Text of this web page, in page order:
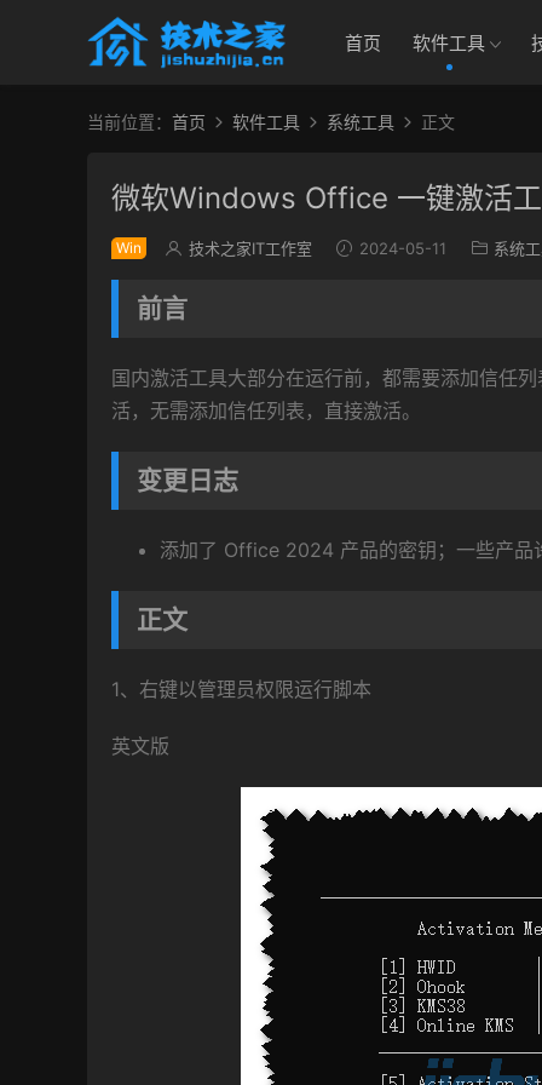
首页 软件工具
当前位置： 首页 软件工具 系统工具 正文
微软Windows Office 一键激活
Win 技术之家IT工作室 2024-05-11 系统
前言
国内激活工具大部分在运行前，都需要添加信任
活，无需添加信任列表，直接激活。
变更日志
添加了 Office 2024 产品的密钥；一些产品
正文
1、右键以管理员权限运行脚本
英文版